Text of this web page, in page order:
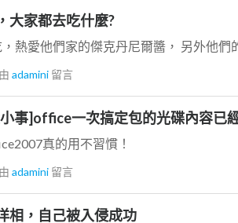
大家都去吃什麼?
adamini 留言
事]office一次搞定包的光碟內容已
真的用不習慣！
adamini 留言
相，自己被入侵成功